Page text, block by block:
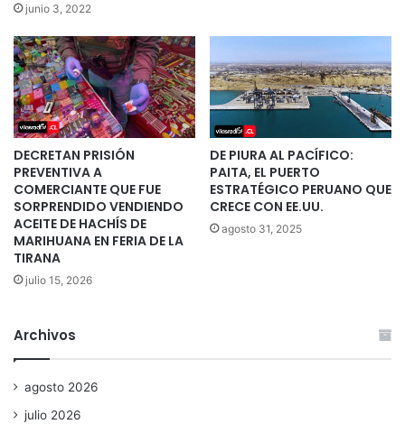
junio 3, 2022
DECRETAN PRISIÓN
PREVENTIVA A
COMERCIANTE QUE FUE
SORPRENDIDO VENDIENDO
ACEITE DE HACHÍS DE
MARIHUANA EN FERIA DE LA
TIRANA
julio 15, 2026
DE PIURA AL PACÍFICO:
PAITA, EL PUERTO
ESTRATÉGICO PERUANO QUE
CRECE CON EE.UU.
agosto 31, 2025
Archivos
agosto 2026
julio 2026